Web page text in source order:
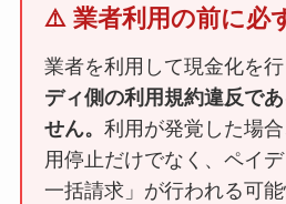
⚠️ 業者利用の前に必
業者を利用して現金化を行
ディ側の利用規約違反で
せん。 利用が発覚した場
用停止だけでなく、ペイ
一括請求」が行われる可